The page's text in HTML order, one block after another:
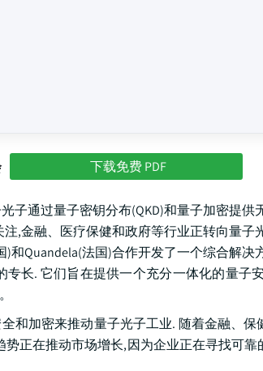
下载免费 PDF
子通过量子密钥分布(QKD)和量子加密提供
,金融、医疗保健和政府等行业正转向量子
)和Quandela(法国)合作开发了一个综合解
长. 它们旨在提供一个充分一体化的量子
和加密来推动量子光子工业. 随着金融、
正在推动市场增长,因为企业正在寻找可